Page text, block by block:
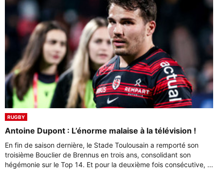
RUGBY
Antoine Dupont : L’énorme malaise à la télévision !
En fin de saison dernière, le Stade Toulousain a remporté son
troisième Bouclier de Brennus en trois ans, consolidant son
hégémonie sur le Top 14. Et pour la deuxième fois consécutive, ...